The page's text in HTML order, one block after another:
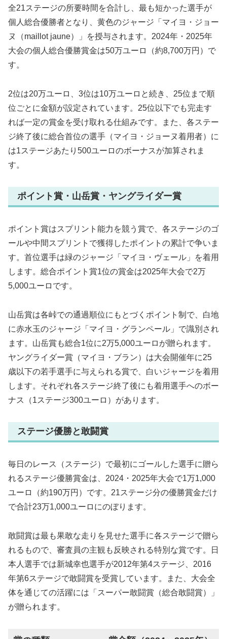
全21ステージの所要時間を合計し、最も短かった選手が
個人総合優勝者となり、黄色のジャージ「マイヨ・ジョー
ヌ（maillot jaune）」を授与されます。2024年・2025年
大会の個人総合優勝賞金は50万ユーロ（約8,700万円）で
す。
2位は20万ユーロ、3位は10万ユーロと続き、25位まで順
位ごとに金額が設定されています。25位以下でも完走す
れば一定の賞金を受け取れる仕組みです。また、各ステー
ジ終了後に総合首位の選手（マイヨ・ジョーヌ着用者）に
は1ステージあたり500ユーロのボーナスが加算されま
す。
ポイント賞・山岳賞・ヤングライダー賞
ポイント賞はスプリント能力を競う賞で、各ステージのゴ
ールや中間スプリントで獲得したポイントの累計で争いま
す。首位選手は緑のジャージ「マイヨ・ヴェール」を着用
します。総合ポイント賞1位の賞金は2025年大会で2万
5,000ユーロです。
山岳賞は各峠での通過順位にもとづくポイント制で、白地
に赤水玉のジャージ「マイヨ・グランペール」で識別され
ます。山岳賞も総合1位に2万5,000ユーロが贈られます。
ヤングライダー賞（マイヨ・ブラン）は大会開催年に25
歳以下の若手選手に与えられる賞で、白いジャージを着用
します。それぞれ各ステージ終了後にも着用選手へのボー
ナス（1ステージ300ユーロ）があります。
ステージ優勝と敢闘賞
毎日のレース（ステージ）で最初にゴールした選手に贈ら
れるステージ優勝賞金は、2024・2025年大会で1万1,000
ユーロ（約190万円）です。21ステージ分の優勝賞金だけ
で合計23万1,000ユーロにのぼります。
敢闘賞は最も果敢な走りを見せた選手に各ステージで贈ら
れるもので、審査員の主観も反映される特別な賞です。日
本人選手では新城幸也選手が2012年第4ステージ、2016
年第6ステージで敢闘賞を受賞しています。また、大会全
体を通じての活躍には「スーパー敢闘賞（総合敢闘賞）」
が贈られます。